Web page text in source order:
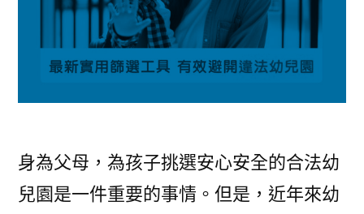
身為父母，為孩子挑選安心安全的合法幼
兒園是一件重要的事情。但是，近年來幼